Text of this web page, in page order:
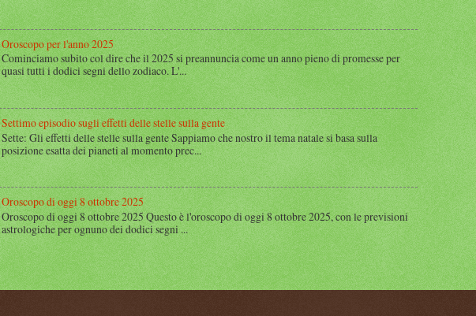
Oroscopo per l'anno 2025
Cominciamo subito col dire che il 2025 si preannuncia come un anno pieno di promesse per
quasi tutti i dodici segni dello zodiaco. L'...
Settimo episodio sugli effetti delle stelle sulla gente
Sette: Gli effetti delle stelle sulla gente Sappiamo che nostro il tema natale si basa sulla
posizione esatta dei pianeti al momento prec...
Oroscopo di oggi 8 ottobre 2025
Oroscopo di oggi 8 ottobre 2025 Questo è l'oroscopo di oggi 8 ottobre 2025, con le previsioni
astrologiche per ognuno dei dodici segni ...